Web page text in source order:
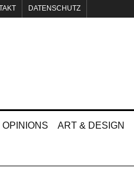
DATENSCHUTZ
OPINIONS ART & DESIGN